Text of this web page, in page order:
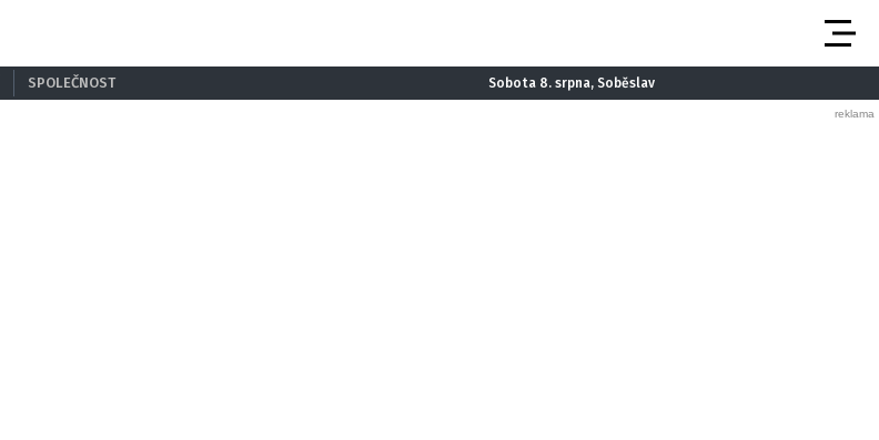
SPOLEČNOST Sobota 8. srpna, Soběslav